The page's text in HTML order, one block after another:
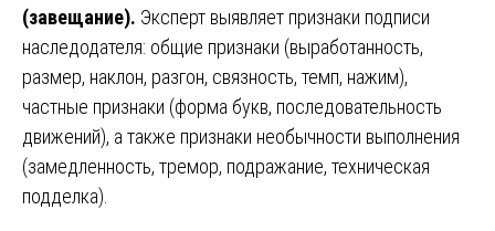
(завещание). Эксперт выявляет признаки подписи
наследодателя: общие признаки (выработанность,
размер, наклон, разгон, связность, темп, нажим),
частные признаки (форма букв, последовательность
движений), а также признаки необычности выполнения
(замедленность, тремор, подражание, техническая
подделка).